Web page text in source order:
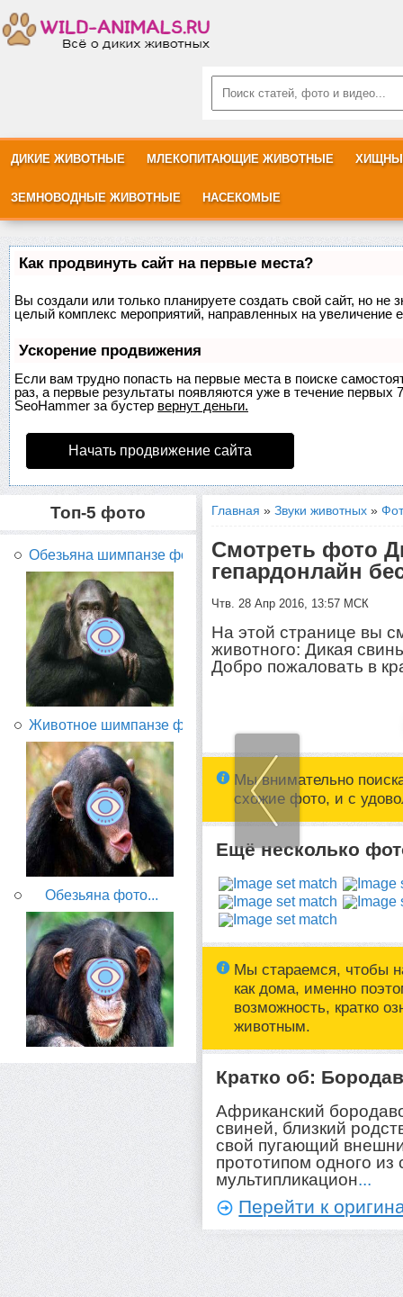
ДИКИЕ ЖИВОТНЫЕ МЛЕКОПИТАЮЩИЕ ЖИВОТНЫЕ
ЗЕМНОВОДНЫЕ ЖИВОТНЫЕ НАСЕКОМЫЕ
Как продвинуть сайт на первые места?
Вы создали или только планируете создать свой сайт, но не
целый комплекс мероприятий, направленных на увеличение
Ускорение продвижения
Если вам трудно попасть на первые места в поиске
раз, а первые результаты появляются уже в течение первых
SeoHammer за бустер вернут деньги.
Начать продвижение сайта
Топ-5 фото
Обезьяна шимпанзе фото...
Животное шимпанзе фото...
Обезьяна фото...
Главная »Звуки животных »
Смотреть фото
гепардонлайн
Чтв. 28 Апр 2016, 13:57 МСК
На этой странице вы
животного: Дикая
Добро пожаловать в
Мы внимательно
схожие фото, и с
Ещё несколько
Мы стараемся, чтобы
как дома, именно
возможность, кратко
животным.
Кратко об:
Африканский
свиней, близкий
свой пугающий
прототипом одного
мультипликацион...
Перейти к